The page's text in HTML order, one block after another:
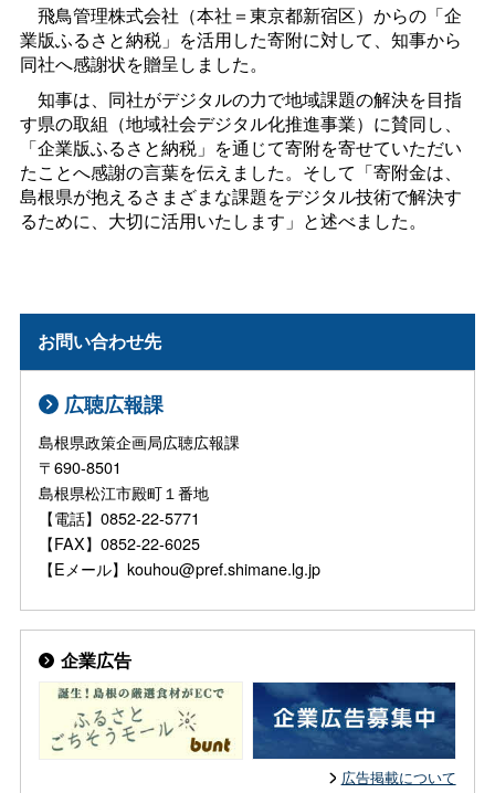
飛鳥管理株式会社（本社＝東京都新宿区）からの「企
業版ふるさと納税」を活用した寄附に対して、知事から
同社へ感謝状を贈呈しました。
知事は、同社がデジタルの力で地域課題の解決を目指
す県の取組（地域社会デジタル化推進事業）に賛同し、
「企業版ふるさと納税」を通じて寄附を寄せていただい
たことへ感謝の言葉を伝えました。そして「寄附金は、
島根県が抱えるさまざまな課題をデジタル技術で解決す
るために、大切に活用いたします」と述べました。
お問い合わせ先
広聴広報課
島根県政策企画局広聴広報課
〒690-8501
島根県松江市殿町１番地
【電話】0852-22-5771
【FAX】0852-22-6025
【Eメール】kouhou@pref.shimane.lg.jp
企業広告
広告掲載について